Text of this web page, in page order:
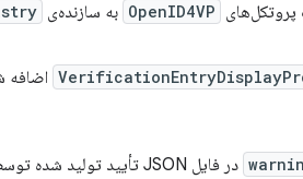
پروتکل‌های OpenID4VP به سازنده‌ی
اضافه
در فایل JSON تأیید تولید شده توسط